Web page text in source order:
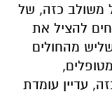
משולב כזה, של
להציל את
מהחולים
עדיין עומדת